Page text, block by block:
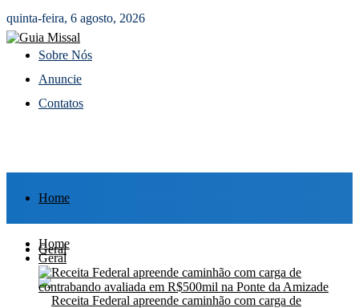
quinta-feira, 6 agosto, 2026
Sobre Nós
Anuncie
Contatos
Home
Geral
Home
Geral